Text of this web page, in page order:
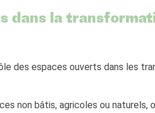
dans la
des espaces ouverts dans les
non bâtis, agricoles ou